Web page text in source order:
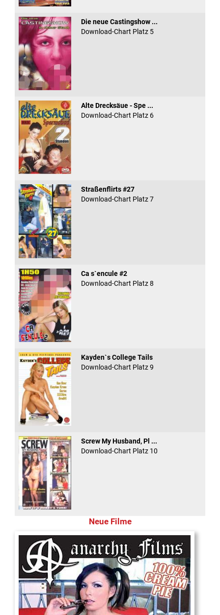
Die neue Castingshow ...
Download-Chart Platz 5
Alte Drecksäue - Spe ...
Download-Chart Platz 6
Straßenflirts #27
Download-Chart Platz 7
Ca s`encule #2
Download-Chart Platz 8
Kayden`s College Tails
Download-Chart Platz 9
Screw My Husband, Pl ...
Download-Chart Platz 10
Neue Filme